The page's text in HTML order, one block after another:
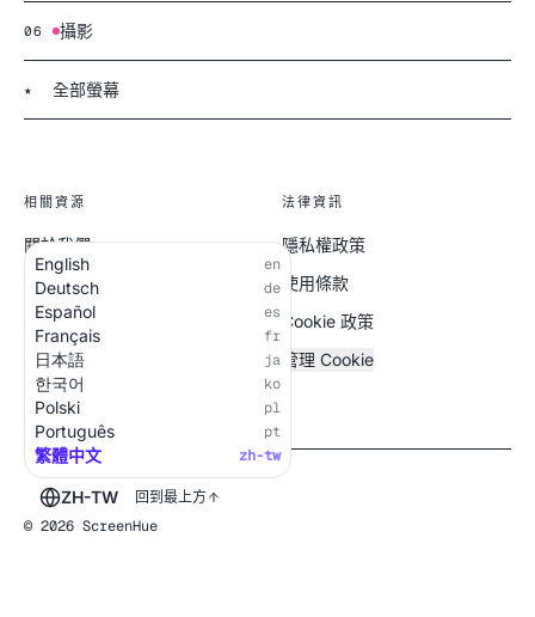
06 攝影
★ 全部螢幕
相關資源
關於我們
全部螢幕
法律資訊
隱私權政策
使用條款
Cookie 政策
管理 Cookie
© 2026 ScreenHue
ZH-TW
English en
Deutsch de
Español es
Français fr
日本語 ja
한국어 ko
Polski pl
Português pt
繁體中文 zh-tw
回到最上方